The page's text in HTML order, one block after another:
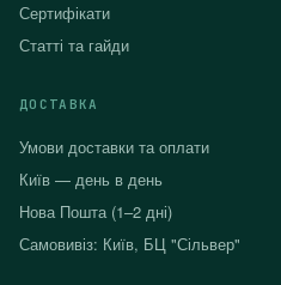
Сертифікати
Статті та гайди
ДОСТАВКА
Умови доставки та оплати
Київ — день в день
Нова Пошта (1–2 дні)
Самовивіз: Київ, БЦ "Сільвер"